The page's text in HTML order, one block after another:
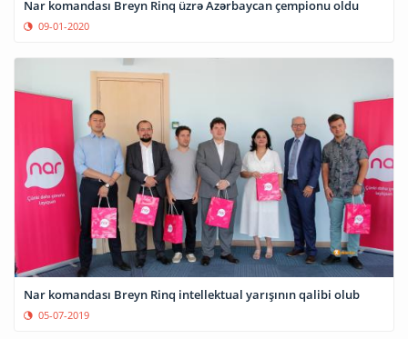
Nar komandası Breyn Rinq üzrə Azərbaycan çempionu oldu
09-01-2020
Nar komandası Breyn Rinq intellektual yarışının qalibi olub
05-07-2019